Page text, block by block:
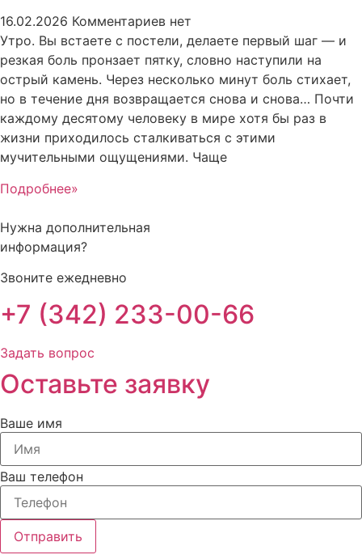
16.02.2026 Комментариев нет
Утро. Вы встаете с постели, делаете первый шаг — и
резкая боль пронзает пятку, словно наступили на
острый камень. Через несколько минут боль стихает,
но в течение дня возвращается снова и снова… Почти
каждому десятому человеку в мире хотя бы раз в
жизни приходилось сталкиваться с этими
мучительными ощущениями. Чаще
Подробнее»
Нужна дополнительная
информация?
Звоните ежедневно
+7 (342) 233-00-66
Задать вопрос
Оставьте заявку
Ваше имя
Ваш телефон
Отправить